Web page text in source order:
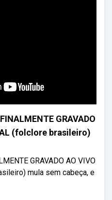
GRAVADO
(folclore brasileiro)
GRAVADO AO VIVO
mula sem cabeça, e